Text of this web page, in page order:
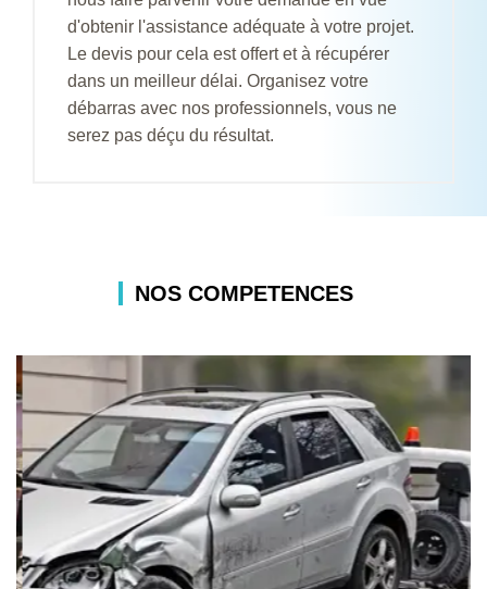
d'obtenir l'assistance adéquate à votre projet.
Le devis pour cela est offert et à récupérer
dans un meilleur délai. Organisez votre
débarras avec nos professionnels, vous ne
serez pas déçu du résultat.
NOS COMPETENCES